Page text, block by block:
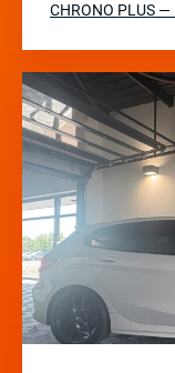
CHRONO PLUS —